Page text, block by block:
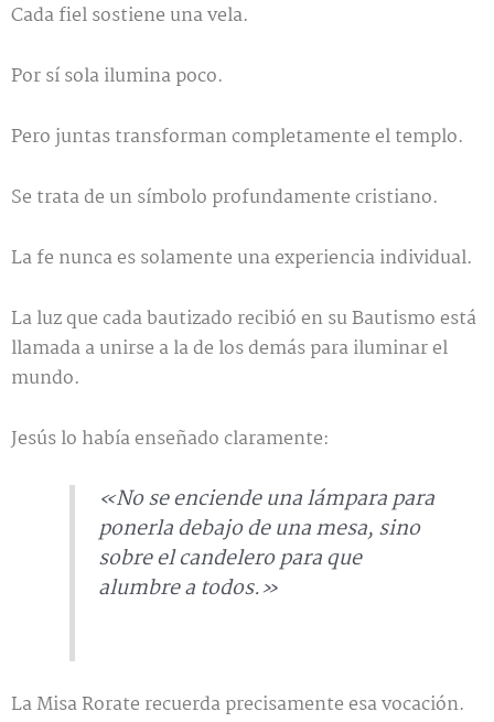
Cada fiel sostiene una vela.
Por sí sola ilumina poco.
Pero juntas transforman completamente el templo.
Se trata de un símbolo profundamente cristiano.
La fe nunca es solamente una experiencia individual.
La luz que cada bautizado recibió en su Bautismo está
llamada a unirse a la de los demás para iluminar el
mundo.
Jesús lo había enseñado claramente:
«No se enciende una lámpara para
ponerla debajo de una mesa, sino
sobre el candelero para que
alumbre a todos.»
La Misa Rorate recuerda precisamente esa vocación.